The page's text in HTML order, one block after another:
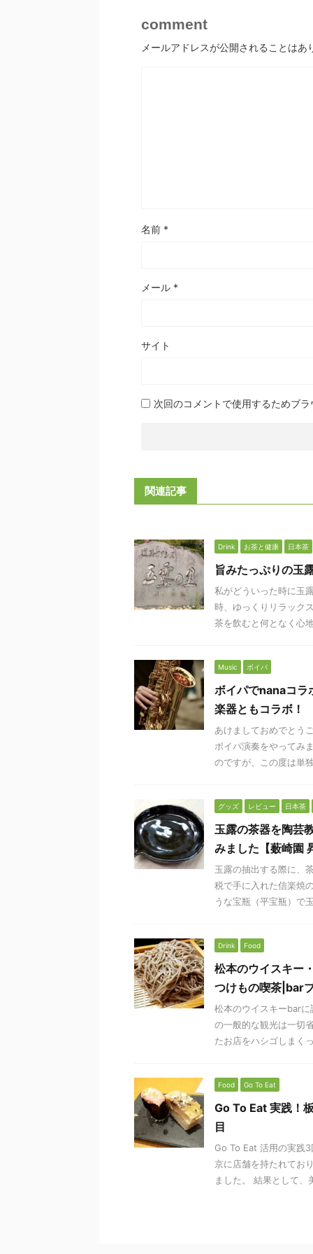
comment
メールアドレスが公開されることはあ
名前 *
メール *
サイト
次回のコメントで使用するためブ
関連記事
Drink お茶と健康 日本茶
旨みたっぷりの玉
私がどういった時に玉
時、ゆっくりリラック
茶を飲むと何となく心
Music ボイパ
ボイパでnanaコラ
楽器ともコラボ！
あけましておめでとう
ボイパ演奏をやってみ
のですが、この度は単
グッズ レビュー 日本茶
玉露の茶器を陶芸
みました【薮崎園
玉露の抽出する際に、
税で手に入れた信楽焼
うな宝瓶（平宝瓶）で
Drink Food
松本のウイスキー
つけもの喫茶|bar
松本のウイスキーbar
の一般的な観光は一切
たお店をハシゴしまく
Food Go To Eat
Go To Eat 実践！
目
Go To Eat 活用の実践
京に店舗を持たれてお
ました。 結果として、